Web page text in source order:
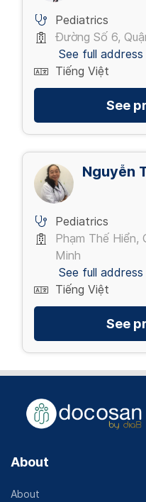
Pediatrics
Đường Số 6,
See full address
Tiếng Việt
See
Nguyễn
Pediatrics
Phạm Thế Hiển,
Minh
See full address
Tiếng Việt
See
About
About